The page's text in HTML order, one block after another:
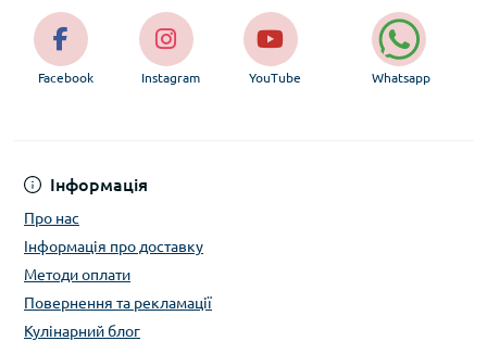
Інформація
Про нас
Інформація про доставку
Методи оплати
Повернення та рекламації
Кулінарний блог
Facebook Instagram YouTube Whatsapp